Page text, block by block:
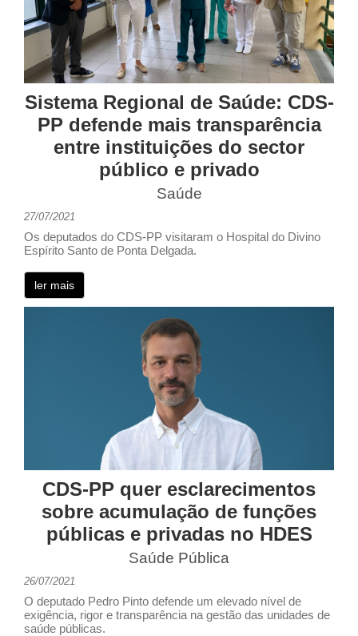
Sistema Regional de Saúde: CDS-
PP defende mais transparência
entre instituições do sector
público e privado
Saúde
27/07/2021
Os deputados do CDS-PP visitaram o Hospital do Divino
Espírito Santo de Ponta Delgada.
ler mais
CDS-PP quer esclarecimentos
sobre acumulação de funções
públicas e privadas no HDES
Saúde Pública
26/07/2021
O deputado Pedro Pinto defende um elevado nível de
exigência, rigor e transparência na gestão das unidades de
saúde públicas.